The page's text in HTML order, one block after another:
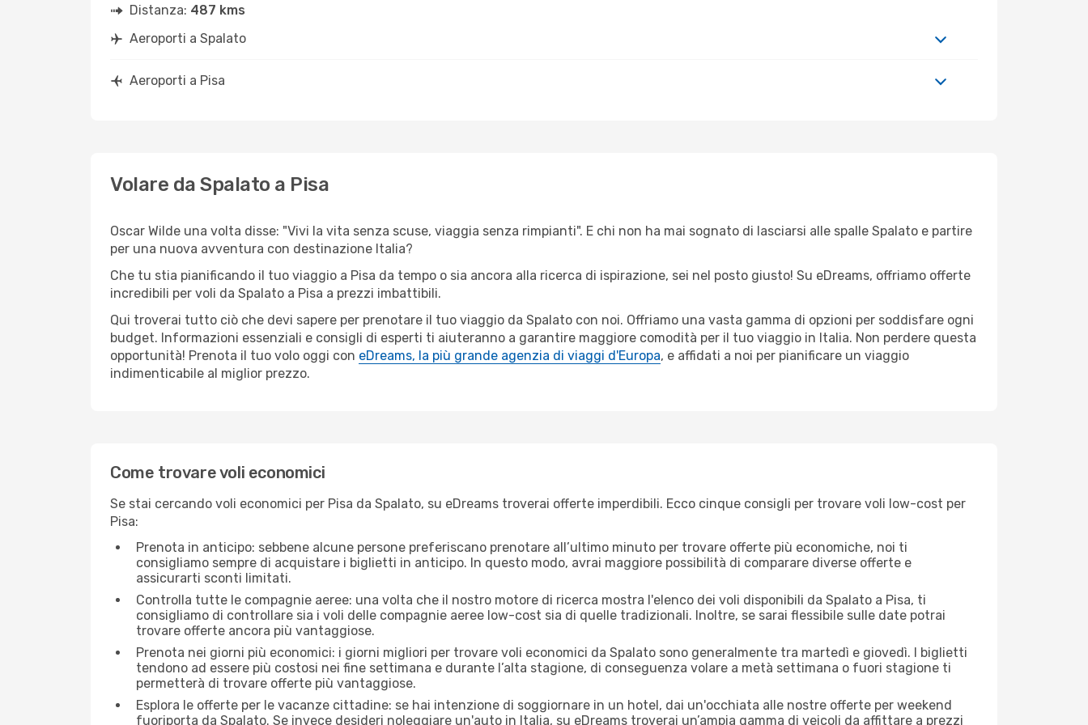
Distanza: 487 kms
Aeroporti a Spalato
Aeroporti a Pisa
Volare da Spalato a Pisa
Oscar Wilde una volta disse: "Vivi la vita senza scuse, viaggia senza rimpianti". E chi non ha mai sognato di lasciarsi alle spalle Spalato e partire
per una nuova avventura con destinazione Italia?
Che tu stia pianificando il tuo viaggio a Pisa da tempo o sia ancora alla ricerca di ispirazione, sei nel posto giusto! Su eDreams, offriamo offerte
incredibili per voli da Spalato a Pisa a prezzi imbattibili.
Qui troverai tutto ciò che devi sapere per prenotare il tuo viaggio da Spalato con noi. Offriamo una vasta gamma di opzioni per soddisfare ogni
budget. Informazioni essenziali e consigli di esperti ti aiuteranno a garantire maggiore comodità per il tuo viaggio in Italia. Non perdere questa
opportunità! Prenota il tuo volo oggi con eDreams, la più grande agenzia di viaggi d'Europa, e affidati a noi per pianificare un viaggio
indimenticabile al miglior prezzo.
Come trovare voli economici
Se stai cercando voli economici per Pisa da Spalato, su eDreams troverai offerte imperdibili. Ecco cinque consigli per trovare voli low-cost per
Pisa:
Prenota in anticipo: sebbene alcune persone preferiscano prenotare all’ultimo minuto per trovare offerte più economiche, noi ti
consigliamo sempre di acquistare i biglietti in anticipo. In questo modo, avrai maggiore possibilità di comparare diverse offerte e
assicurarti sconti limitati.
Controlla tutte le compagnie aeree: una volta che il nostro motore di ricerca mostra l'elenco dei voli disponibili da Spalato a Pisa, ti
consigliamo di controllare sia i voli delle compagnie aeree low-cost sia di quelle tradizionali. Inoltre, se sarai flessibile sulle date potrai
trovare offerte ancora più vantaggiose.
Prenota nei giorni più economici: i giorni migliori per trovare voli economici da Spalato sono generalmente tra martedì e giovedì. I biglietti
tendono ad essere più costosi nei fine settimana e durante l’alta stagione, di conseguenza volare a metà settimana o fuori stagione ti
permetterà di trovare offerte più vantaggiose.
Esplora le offerte per le vacanze cittadine: se hai intenzione di soggiornare in un hotel, dai un'occhiata alle nostre offerte per weekend
fuoriporta da Spalato. Se invece desideri noleggiare un'auto in Italia, su eDreams troverai un’ampia gamma di veicoli da affittare a prezzi